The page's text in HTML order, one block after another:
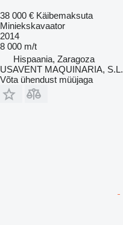
38 000 € Käibemaksuta
Miniekskavaator
2014
8 000 m/t
Hispaania, Zaragoza
USAVENT MAQUINARIA, S.L.
Võta ühendust müüjaga